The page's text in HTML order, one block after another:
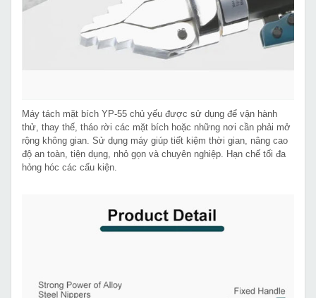
Máy tách mặt bích YP-55 chủ yếu được sử dụng để vận hành
thử, thay thế, tháo rời các mặt bích hoặc những nơi cần phải mở
rộng không gian. Sử dụng máy giúp tiết kiệm thời gian, nâng cao
độ an toàn, tiện dụng, nhỏ gọn và chuyên nghiệp. Hạn chế tối đa
hỏng hóc các cấu kiện.